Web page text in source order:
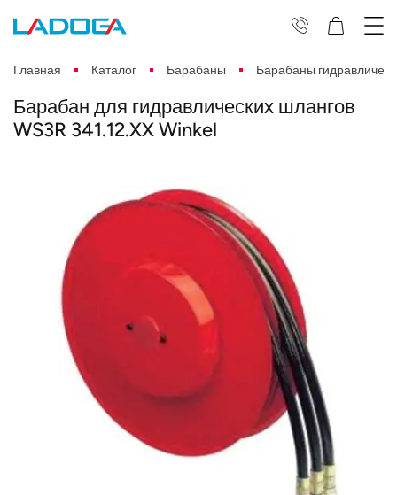
Главная Каталог Барабаны Барабаны
Барабан для гидравлических шлангов
WS3R 341.12.XX Winkel